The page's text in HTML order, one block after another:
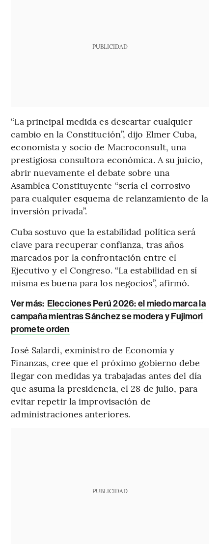
PUBLICIDAD
“La principal medida es descartar cualquier
cambio en la Constitución”, dijo Elmer Cuba,
economista y socio de Macroconsult, una
prestigiosa consultora económica. A su juicio,
abrir nuevamente el debate sobre una
Asamblea Constituyente “sería el corrosivo
para cualquier esquema de relanzamiento de la
inversión privada”.
Cuba sostuvo que la estabilidad política será
clave para recuperar confianza, tras años
marcados por la confrontación entre el
Ejecutivo y el Congreso. “La estabilidad en sí
misma es buena para los negocios”, afirmó.
Ver más: Elecciones Perú 2026: el miedo marca la
campaña mientras Sánchez se modera y Fujimori
promete orden
José Salardi, exministro de Economía y
Finanzas, cree que el próximo gobierno debe
llegar con medidas ya trabajadas antes del día
que asuma la presidencia, el 28 de julio, para
evitar repetir la improvisación de
administraciones anteriores.
PUBLICIDAD